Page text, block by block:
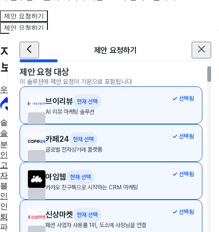
제안 요청하기
제안 요청하기
제안 요청 대상
이 솔루션에 제안 요청이 기본으로 포함됩니다
브이리뷰 현재 선택
AI 리뷰 마케팅 솔루션
선택됨
카페24 현재 선택
글로벌 전자상거래 플랫폼
선택됨
아임웹
현재 선택
카카오 친구톡으로 시작하는 CRM 마케팅
선택됨
신상마켓
현재 선택
패션 사업자 사용률 1위, 도소매 사장님을 연결
선택됨
제안 요청하기
지금, 우리 회사에 딱 맞는 솔루션을 만나
보세요
우리 회사에 딱 맞는 툴 추천받기
솔루션 추천
솔루션 추천받기
분야별 솔루션
인사·노무
협업툴·그룹웨어 세무·회계
영업·
고객관리 AI·자동화 데이터 분석 마케팅 이커머스 웹사이트
자인툴
개발운영 보안접속
교육관리
블로그
인사이트
인사노무 계산기
퇴직금 계산기 4대보험 계산기
파트너